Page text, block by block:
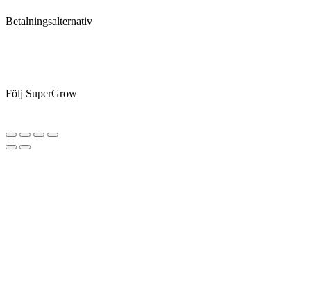
Betalningsalternativ
Följ SuperGrow